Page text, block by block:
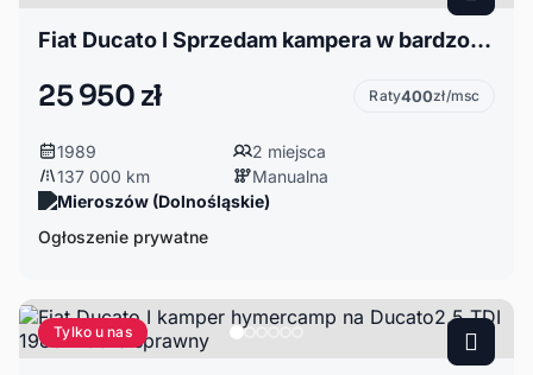
Fiat Ducato I Sprzedam kampera w bardzo dobrym stanie
25 950 zł Raty400zł/msc
1989
2 miejsca
137 000 km
Manualna
Mieroszów (Dolnośląskie)
Ogłoszenie prywatne
Tylko u nas